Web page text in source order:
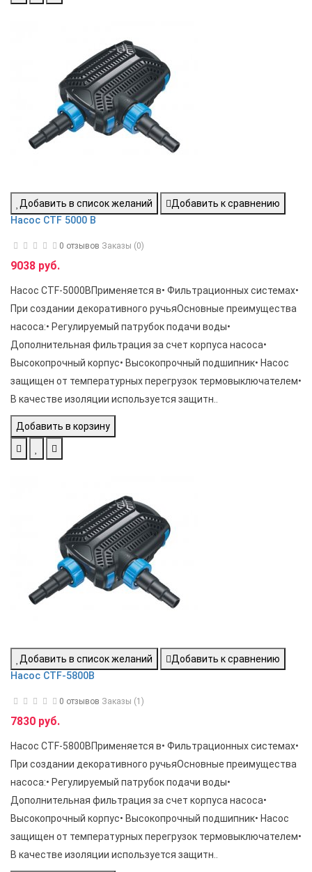
Добавить в список желаний
Добавить к сравнению
Насос CTF 5000 B
0 отзывов Заказы (0)
9038 руб.
Насос CTF-5000BПрименяется в• Фильтрационных системах•
При создании декоративного ручьяОсновные преимущества
насоса:• Регулируемый патрубок подачи воды•
Дополнительная фильтрация за счет корпуса насоса•
Высокопрочный корпус• Высокопрочный подшипник• Насос
защищен от температурных перегрузок термовыключателем•
В качестве изоляции используется защитн..
Добавить в корзину
Добавить в список желаний
Добавить к сравнению
Насос CTF-5800B
0 отзывов Заказы (1)
7830 руб.
Насос CTF-5800BПрименяется в• Фильтрационных системах•
При создании декоративного ручьяОсновные преимущества
насоса:• Регулируемый патрубок подачи воды•
Дополнительная фильтрация за счет корпуса насоса•
Высокопрочный корпус• Высокопрочный подшипник• Насос
защищен от температурных перегрузок термовыключателем•
В качестве изоляции используется защитн..